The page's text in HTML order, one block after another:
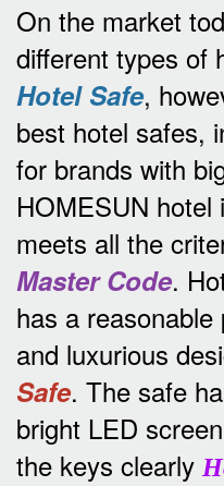
On the market
different types of
Hotel Safe,
best hotel safes,
for brands with
HOMESUN hotel
meets all the
Master Code.
has a
and luxurious
Safe. The safe
bright LED
the keys clearly